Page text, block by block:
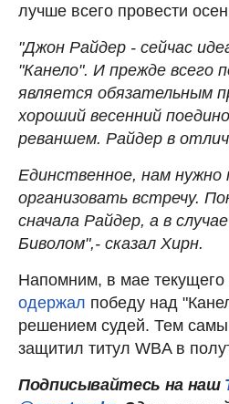
лучше всего провести
"Джон Райдер - сейчас
"Канело". И прежде всего
является обязательным
хороший весенний
реваншем. Райдер в
Единственное, нам нужно
организовать встречу.
сначала Райдер, а в
Биволом",- сказал Хирн.
Напомним, в мае
одержал победу над
решением судей. Тем
защитил титул WBA в
Подписывайтесь на наш